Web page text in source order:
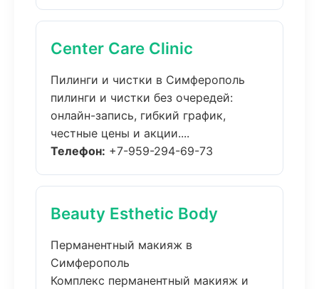
Center Care Clinic
Пилинги и чистки в Симферополь
пилинги и чистки без очередей:
онлайн-запись, гибкий график,
честные цены и акции....
Телефон: +7-959-294-69-73
Beauty Esthetic Body
Перманентный макияж в
Симферополь
Комплекс перманентный макияж и